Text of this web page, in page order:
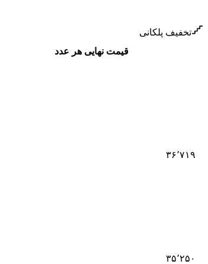
تخفیف پلکانی
قیمت نهایی هر عدد
۳۶٬۷۱۹
۳۵٬۲۵۰